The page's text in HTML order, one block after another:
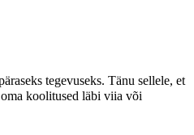
tegevuseks. Tänu sellele, et
koolitused läbi viia või